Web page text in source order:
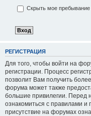
Скрыть мое
РЕГИСТРАЦИЯ
Для того, чтобы войти на
регистрации. Процесс
позволит Вам получить
форума может также
большие привилегии. Перед
ознакомиться с правилами
присутствие на форумах